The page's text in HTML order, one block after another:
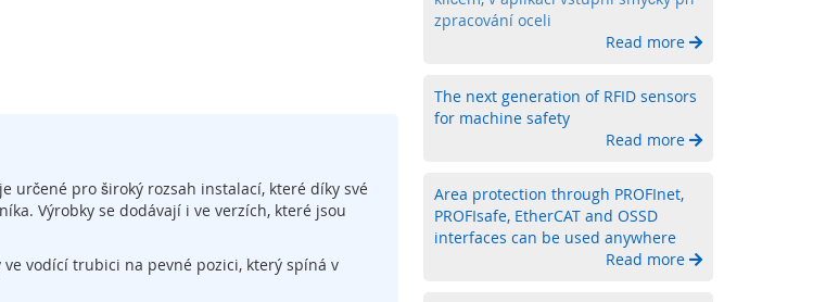
určené pro široký rozsah instalací, které díky své
Výrobky se dodávají i ve verzích, které jsou
vodící trubici na pevné pozici, který spíná v
zpracování oceli
Read more
The next generation of RFID sensors
for machine safety
Read more
Area protection through PROFInet,
PROFIsafe, EtherCAT and OSSD
interfaces can be used anywhere
Read more